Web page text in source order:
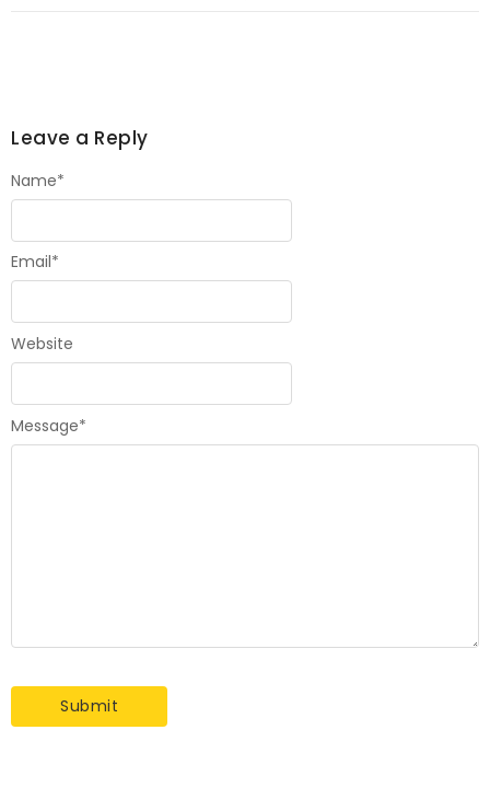
Leave a Reply
Message*
Name*
Email*
Website